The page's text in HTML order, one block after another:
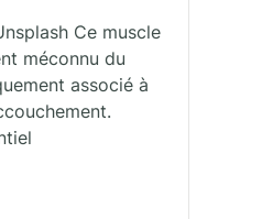
Ce muscle
méconnu du
associé à